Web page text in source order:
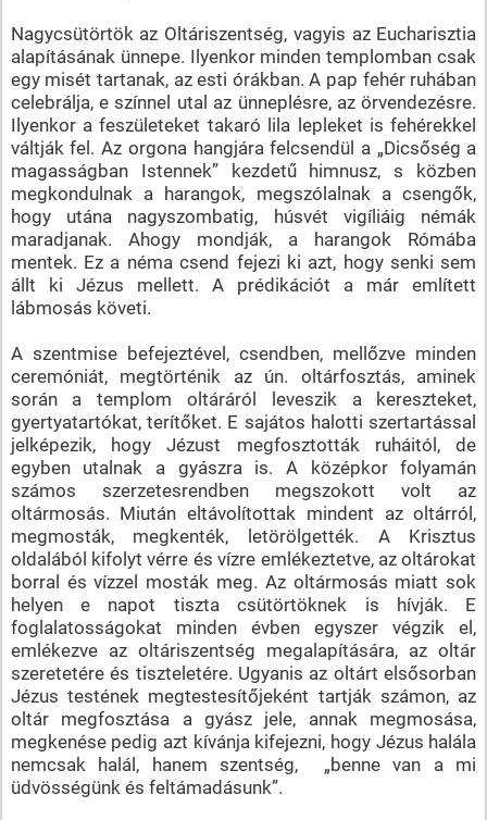
Nagycsütörtök az Oltáriszentség, vagyis az Eucharisztia
alapításának ünnepe. Ilyenkor minden templomban csak
egy misét tartanak, az esti órákban. A pap fehér ruhában
celebrálja, e színnel utal az ünneplésre, az örvendezésre.
Ilyenkor a feszületeket takaró lila lepleket is fehérekkel
váltják fel. Az orgona hangjára felcsendül a „Dicsőség a
magasságban Istennek” kezdetű himnusz, s közben
megkondulnak a harangok, megszólalnak a csengők,
hogy utána nagyszombatig, húsvét vigíliáig némák
maradjanak. Ahogy mondják, a harangok Rómába
mentek. Ez a néma csend fejezi ki azt, hogy senki sem
állt ki Jézus mellett. A prédikációt a már említett
lábmosás követi.
A szentmise befejeztével, csendben, mellőzve minden
ceremóniát, megtörténik az ún. oltárfosztás, aminek
során a templom oltáráról leveszik a kereszteket,
gyertyatartókat, terítőket. E sajátos halotti szertartással
jelképezik, hogy Jézust megfosztották ruháitól, de
egyben utalnak a gyászra is. A középkor folyamán
számos szerzetesrendben megszokott volt az
oltármosás. Miután eltávolítottak mindent az oltárról,
megmosták, megkenték, letörölgették. A Krisztus
oldalából kifolyt vérre és vízre emlékeztetve, az oltárokat
borral és vízzel mosták meg. Az oltármosás miatt sok
helyen e napot tiszta csütörtöknek is hívják. E
foglalatosságokat minden évben egyszer végzik el,
emlékezve az oltáriszentség megalapítására, az oltár
szeretetére és tiszteletére. Ugyanis az oltárt elsősorban
Jézus testének megtestesítőjeként tartják számon, az
oltár megfosztása a gyász jele, annak megmosása,
megkenése pedig azt kívánja kifejezni, hogy Jézus halála
nemcsak halál, hanem szentség, „benne van a mi
üdvösségünk és feltámadásunk”.